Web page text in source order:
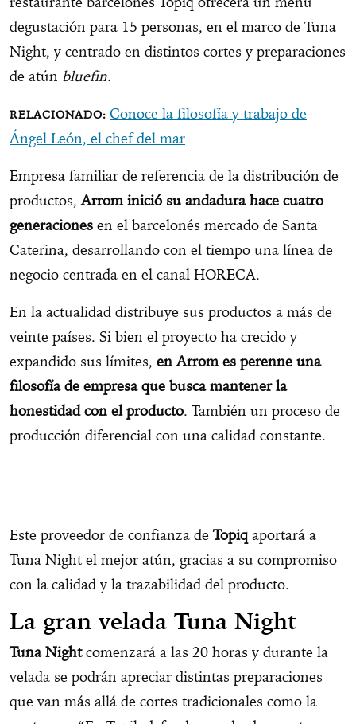
degustación para 15 personas, en el marco de Tuna
Night, y centrado en distintos cortes y preparaciones
de atún bluefin.
Conoce la filosofía y trabajo de
Ángel León, el chef del mar
Empresa familiar de referencia de la distribución de
productos, Arrom inició su andadura hace cuatro
generaciones en el barcelonés mercado de Santa
Caterina, desarrollando con el tiempo una línea de
negocio centrada en el canal HORECA.
En la actualidad distribuye sus productos a más de
veinte países. Si bien el proyecto ha crecido y
expandido sus límites, en Arrom es perenne una
filosofía de empresa que busca mantener la
honestidad con el producto. También un proceso de
producción diferencial con una calidad constante.
Este proveedor de confianza deTopiq aportará a
Tuna Night el mejor atún, gracias a su compromiso
con la calidad y la trazabilidad del producto.
La gran velada Tuna Night
Tuna Nightcomenzará a las 20 horas y durante la
velada se podrán apreciar distintas preparaciones
que van más allá de cortes tradicionales como la